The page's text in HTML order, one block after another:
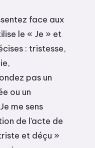
face aux
le « Je » et
: tristesse,
pas un
ou un
me sens
de l’acte de
et déçu »